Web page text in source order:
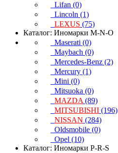
Lifan (0)
Lincoln (1)
LEXUS (75)
Каталог: Иномарки M-N-O
Maserati (0)
Maybach (0)
Mercedes-Benz (2)
Mercury (1)
Mini (0)
Mitsuoka (0)
MAZDA (89)
MITSUBISHI (196)
NISSAN (284)
Oldsmobile (0)
Opel (10)
Каталог: Иномарки P-R-S